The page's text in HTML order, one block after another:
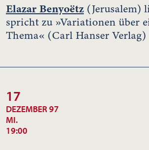
Elazar Benyoëtz (Jerusalem)
spricht zu »Variationen über
Thema« (Carl Hanser Verlag)
17
DEZEMBER 97
MI.
19:00